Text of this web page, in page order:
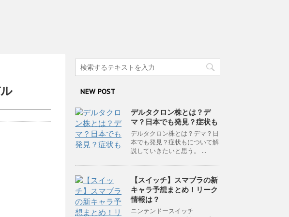
NEW POST
デルタクロン株とは？デ
マ？日本でも発見？症状も
デルタクロン株とは？デマ？日
本でも発見？症状もについて解
説していきたいと思う。 ...
【スイッチ】スマブラの新
キャラ予想まとめ！リーク
情報は？
ニンテンドースイッチ